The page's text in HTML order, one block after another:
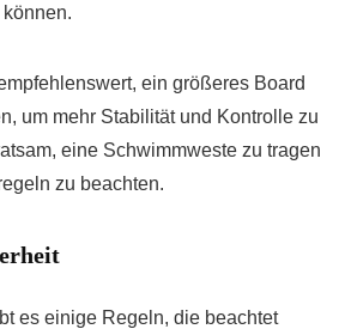
ein größeres Board
um mehr Stabilität und Kontrolle zu
eine Schwimmweste zu tragen
zu beachten.
es einige Regeln, die beachtet